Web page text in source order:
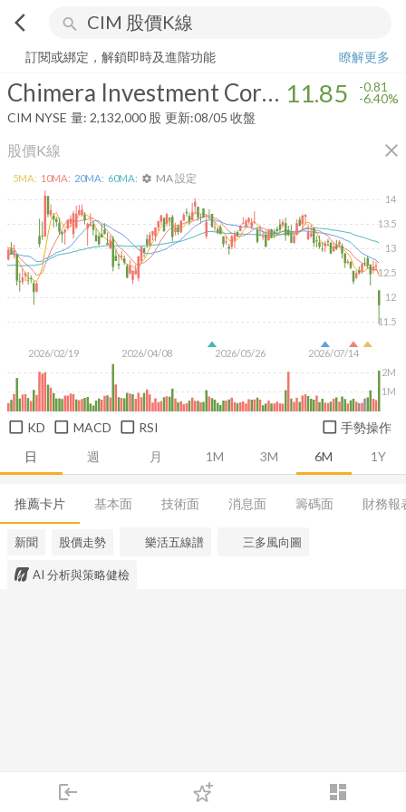
arrow_back_ios search
login dashboard
下單
Chimera Investment Corporation
訂閱或綁定，解鎖即時及進階功能
瞭解更多
Chimera Investment Corporation 11.85 -0.81
-6.40%
CIM NYSE 量: 2,132,000 股 更新:08/05 收盤
股價K線 close
日 週 月 1M 3M 6M 1Y
2026/02/19 2026/04/08 2026/05/26 2026/07/14
11.5
12
12.5
13
13.5
14
1M
2M
5MA: 10MA: 20MA: 60MA: settings MA 設定
KD MACD RSI 手勢操作
推薦卡片 基本面 技術面 消息面 籌碼面 財務報
新聞 股價走勢 樂活五線譜 三多風向圖
AI 分析與策略健檢